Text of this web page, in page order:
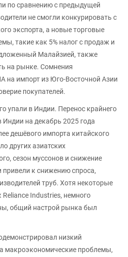
по сравнению с предыдущей
не смогли конкурировать с
экспорта, а новые торговые
такие как 5% налог с продаж и
Малайзией, также
на рынке. Сомнения
на импорт из Юго-Восточной Азии
покупателей.
упали в Индии. Перенос крайнего
Индии на декабрь 2025 года
дешёвого импорта китайского
других азиатских
сезон муссонов и снижение
привели к снижению спроса,
труб. Хотя некоторые
Reliance Industries, немного
общий настрой рынка был
низкий
а макроэкономические проблемы,